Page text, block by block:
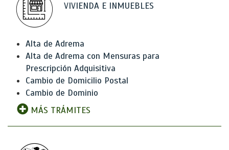
VIVIENDA E INMUEBLES
Alta de Adrema
Alta de Adrema con Mensuras para
Prescripción Adquisitiva
Cambio de Domicilio Postal
Cambio de Dominio
MÁS TRÁMITES